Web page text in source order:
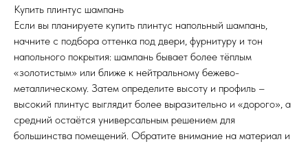
Купить плинтус шампань
Если вы планируете купить плинтус напольный шампань,
начните с подбора оттенка под двери, фурнитуру и тон
напольного покрытия: шампань бывает более тёплым
«золотистым» или ближе к нейтральному бежево-
металлическому. Затем определите высоту и профиль –
высокий плинтус выглядит более выразительно и «дорого», а
средний остаётся универсальным решением для
большинства помещений. Обратите внимание на материал и